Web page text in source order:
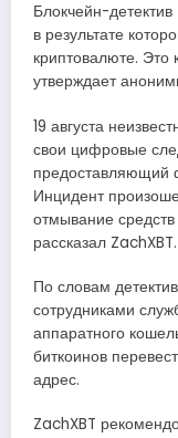
Блокчейн-
в результате
криптовалюте. Это
утверждает
19 августа
свои цифровые
предоставляющий
Инцидент
отмывание средств
рассказал ZachXBT.
По словам
сотрудниками
аппаратного
биткоинов
адрес.
ZachXBT